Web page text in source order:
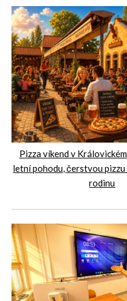
Pizza víkend v
letní pohodu, čerstvou
rodinu